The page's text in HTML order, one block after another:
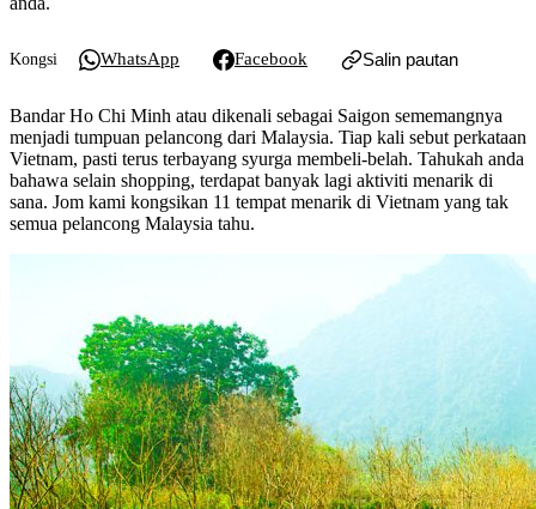
Kongsi WhatsApp Facebook Salin pautan
Bandar Ho Chi Minh atau dikenali sebagai Saigon sememangnya
menjadi tumpuan pelancong dari Malaysia. Tiap kali sebut perkataan
Vietnam, pasti terus terbayang syurga membeli-belah. Tahukah anda
bahawa selain shopping, terdapat banyak lagi aktiviti menarik di
sana. Jom kami kongsikan 11 tempat menarik di Vietnam yang tak
semua pelancong Malaysia tahu.